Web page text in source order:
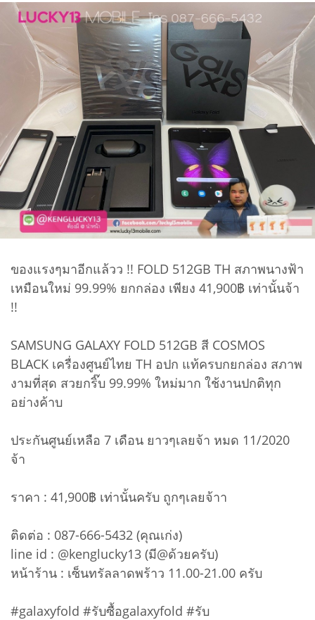
ของแรงๆมาอีกแล้วว !! FOLD 512GB TH สภาพนางฟ้า
เหมือนใหม่ 99.99% ยกกล่อง เพียง 41,900฿ เท่านั้นจ้า
!!
SAMSUNG GALAXY FOLD 512GB สี COSMOS
BLACK เครื่องศูนย์ไทย TH อปก แท้ครบกยกล่อง สภาพ
งามที่สุด สวยกริ๊บ 99.99% ใหม่มาก ใช้งานปกติทุก
อย่างค้าบ
ประกันศูนย์เหลือ 7 เดือน ยาวๆเลยจ้า หมด 11/2020
จ้า
ราคา : 41,900฿ เท่านั้นครับ ถูกๆเลยจ้าา
ติดต่อ : 087-666-5432 (คุณเก่ง)
line id : @kenglucky13 (มี@ด้วยครับ)
หน้าร้าน : เซ็นทรัลลาดพร้าว 11.00-21.00 ครับ
#galaxyfold #รับซื้อgalaxyfold #รับ